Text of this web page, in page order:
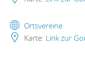
Ortsvereine
Karte: Link zur